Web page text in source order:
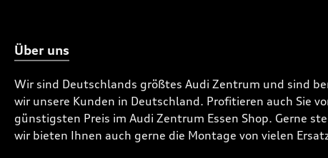
Über uns
Wir sind Deutschlands größtes Audi Zentrum und sind
wir unsere Kunden in Deutschland. Profitieren auch Sie
günstigsten Preis im Audi Zentrum Essen Shop. Gerne
wir bieten Ihnen auch gerne die Montage von vielen